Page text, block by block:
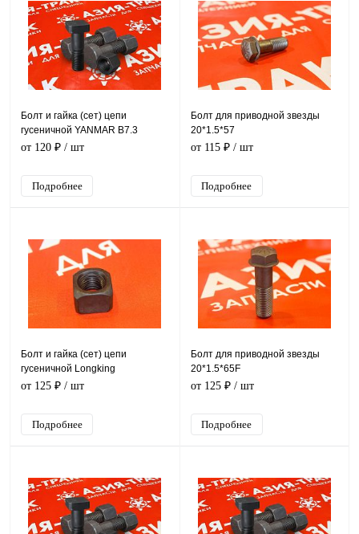
Болт и гайка (сет) цепи
гусеничной YANMAR B7.3
от 120 ₽ / шт
Подробнее
Болт для приводной звезды
20*1.5*57
от 115 ₽/ шт
Подробнее
Болт и гайка (сет) цепи
гусеничной Longking
CDM6225H
от 125 ₽ / шт
Подробнее
Болт для приводной звезды
20*1.5*65F
от 125 ₽/ шт
Подробнее